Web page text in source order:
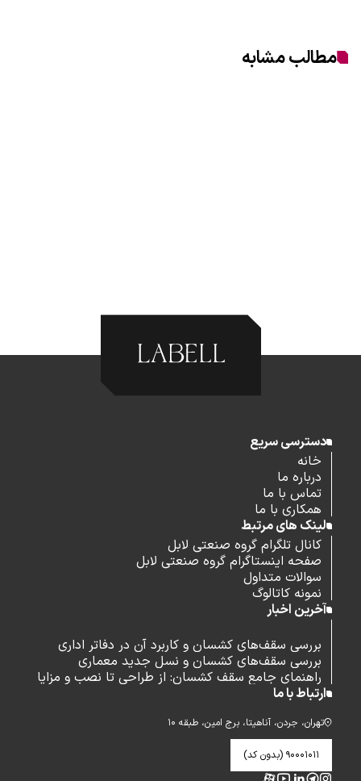
مطالب مشابه
دسترسی سریع
خانه
درباره ما
تماس با ما
همکاری با ما
لینک های مرتبط
کانال تلگرام گروه صنعتی لابل
صفحه اینستاگرام گروه صنعتی لابل
سوالات متداول
نمونه کاتالوگ
آخرین اخبار
بررسی سقف‌های کشسان و کاربرد آن در دفاتر اداری
بررسی سقف‌های کشسان و نسل جدید معماری
راهنمای جامع سقف کشسان: از طراحی تا نصب و مزایا
ارتباط با ما
تهران، جردن، آناهیتا، برج امین، طبقه ۱۰
۹۰۰۰۱۰۱۱ (بدون کد)